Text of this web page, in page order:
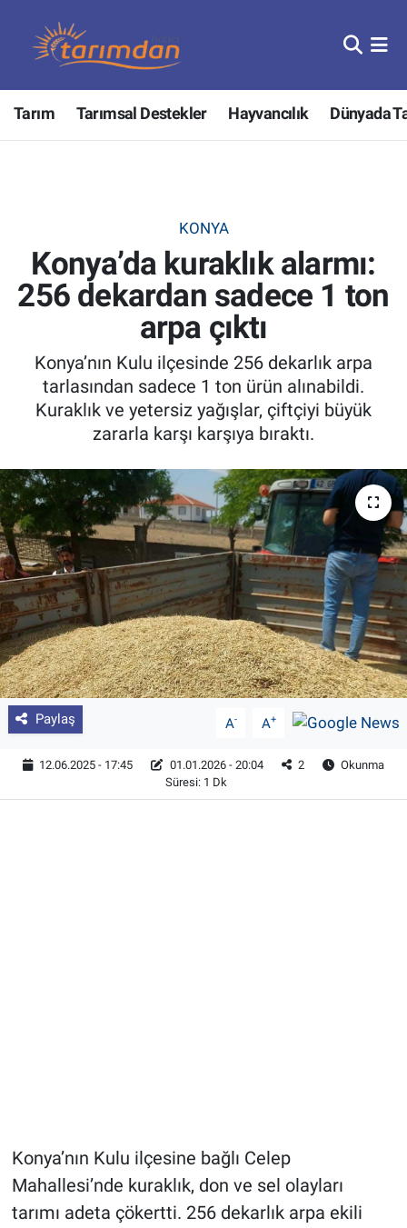
Tarım Tarımsal Destekler Hayvancılık Dünyada
KONYA
Konya’da kuraklık alarmı:
256 dekardan sadece 1 ton
arpa çıktı
Konya’nın Kulu ilçesinde 256 dekarlık arpa
tarlasından sadece 1 ton ürün alınabildi.
Kuraklık ve yetersiz yağışlar, çiftçiyi büyük
zararla karşı karşıya bıraktı.
Paylaş A- A+
12.06.2025 - 17:45 01.01.2026 - 20:04 2
Okunma
Süresi: 1 Dk
Konya’nın Kulu ilçesine bağlı Celep
Mahallesi’nde kuraklık, don ve sel olayları
tarımı adeta çökertti. 256 dekarlık arpa ekili
Tarım
Hayvancılık
Tarımsal Destekler
Tarım Bakanlığı
Tarım Kredi Kooperatifleri
Pankobirlik
Et fiyatları
Tarım Bilgisi
Yetiştirici Soruyor
Dünyada Tarım
Üretici Birlikleri
Şeker ve Şekerli Mamüller
Tahıllar ve Baklagiller
Nöbetçi Eczaneler
Hava Durumu
Tüm Manşetler
Son Dakika Haberleri